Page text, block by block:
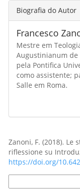
Biografia do Autor
Francesco
Mestre em
Augustinianum de
pela Pontifica
como assistente;
Salle em Roma.
Zanoni, F. (2018).
riflessione su
https://doi.org/